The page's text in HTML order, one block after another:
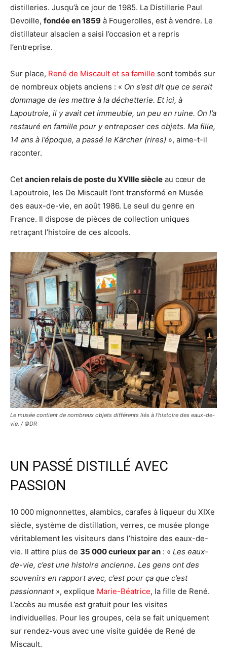
distilleries. Jusqu’à ce jour de 1985. La Distillerie Paul
Devoille, fondée en 1859 à Fougerolles, est à vendre. Le
distillateur alsacien a saisi l’occasion et a repris
l’entreprise.
Sur place, René de Miscault et sa famille sont tombés sur
de nombreux objets anciens : « On s’est dit que ce serait
dommage de les mettre à la déchetterie. Et ici, à
Lapoutroie, il y avait cet immeuble, un peu en ruine. On l’a
restauré en famille pour y entreposer ces objets. Ma fille,
14 ans à l’époque, a passé le Kärcher (rires) », aime-t-il
raconter.
Cet ancien relais de poste du XVIIIe siècle au cœur de
Lapoutroie, les De Miscault l’ont transformé en Musée
des eaux-de-vie, en août 1986. Le seul du genre en
France. Il dispose de pièces de collection uniques
retraçant l’histoire de ces alcools.
Le musée contient de nombreux objets différents liés à l’histoire des eaux-de-
vie. / ©DR
UN PASSÉ DISTILLÉ AVEC
PASSION
10 000 mignonnettes, alambics, carafes à liqueur du XIXe
siècle, système de distillation, verres, ce musée plonge
véritablement les visiteurs dans l’histoire des eaux-de-
vie. Il attire plus de 35 000 curieux par an : « Les eaux-
de-vie, c’est une histoire ancienne. Les gens ont des
souvenirs en rapport avec, c’est pour ça que c’est
passionnant», explique Marie-Béatrice, la fille de René.
L’accès au musée est gratuit pour les visites
individuelles. Pour les groupes, cela se fait uniquement
sur rendez-vous avec une visite guidée de René de
Miscault.